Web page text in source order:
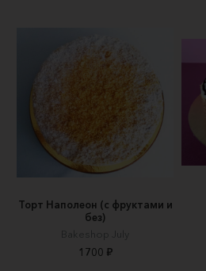
Торт Наполеон (с фруктами и
без)
Вakeshop July
1700 ₽